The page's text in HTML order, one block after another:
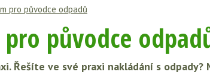
pro původce odpadů
původce
Řešíte ve své praxi nakládání s odpady?